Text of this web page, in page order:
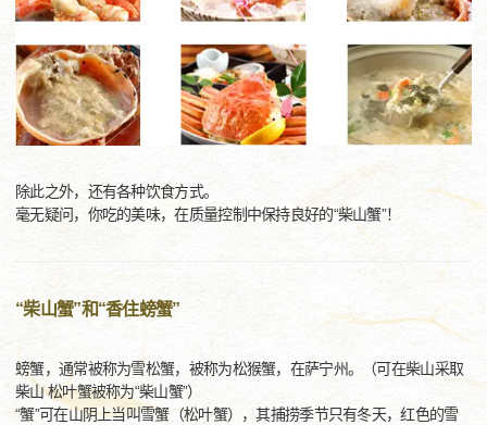
除此之外，还有各种饮食方式。
毫无疑问，你吃的美味，在质量控制中保持良好的“柴山蟹”！
“柴山蟹”和“香住螃蟹”
螃蟹，通常被称为雪松蟹，被称为松猴蟹，在萨宁州。（可在柴山采取
柴山 松叶蟹被称为“柴山蟹”）
“蟹”可在山阴上当叫雪蟹（松叶蟹），其捕捞季节只有冬天，红色的雪